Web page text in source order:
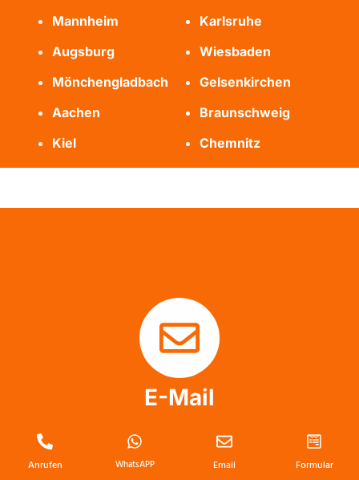
Mannheim
Karlsruhe
Augsburg
Wiesbaden
Mönchengladbach
Gelsenkirchen
Aachen
Braunschweig
Kiel
Chemnitz
E-Mail
info@messie-wohnung-profis.de
Anrufen WhatsAPP Email Formular